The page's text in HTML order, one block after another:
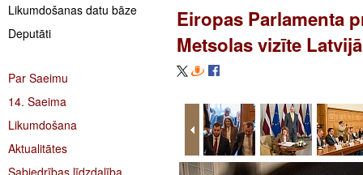
Likumdošanas datu bāze
Deputāti
Par Saeimu
14. Saeima
Likumdošana
Aktualitātes
Sabiedrības līdzdalība
Eiropas Parlamenta
Metsolas vizīte Latvijā